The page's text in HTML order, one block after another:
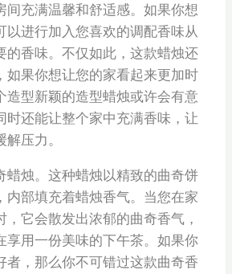
间充满温馨和舒适感。如果你想
以进行加入您喜欢的调配香味从
的香味。不仅如此，这款蜡烛还
如果你想让您的家看起来更加时
造型新颖的造型蜡烛或许会有意
时还能让整个家中充满香味，让
压力。
蜡烛。这种蜡烛以精致的曲奇饼
内部填充着蜡烛香气。当您在家
，它会散发出浓郁的曲奇香气，
享用一份美味的下午茶。如果你
者，那么你不可错过这款曲奇香